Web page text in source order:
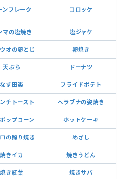
ンフレーク コロッケ
マの塩焼き 塩ジャケ
オの卵とじ 卵焼き
天ぷら ドーナツ
なす田楽 フライドポテト
チトースト ヘラブナの姿焼き
ップコーン ホットケーキ
の照り焼き めざし
焼きイカ 焼きうどん
焼き紅葉 焼きサバ